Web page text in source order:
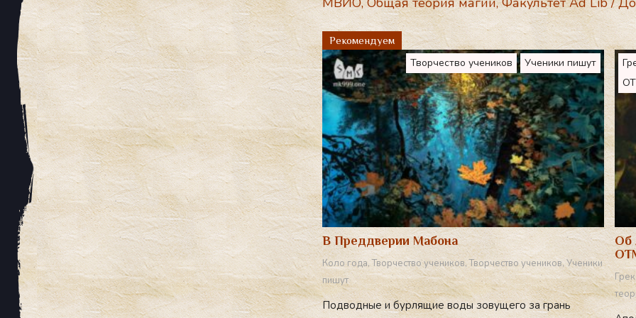
gr
a
m
Рекомендуем
Творчество учеников Ученики пишут
В Преддверии Мабона
Коло года,Творчество учеников,Творчество учеников,Ученики
пишут
Подводные и бурлящие воды зовущего за грань
Об